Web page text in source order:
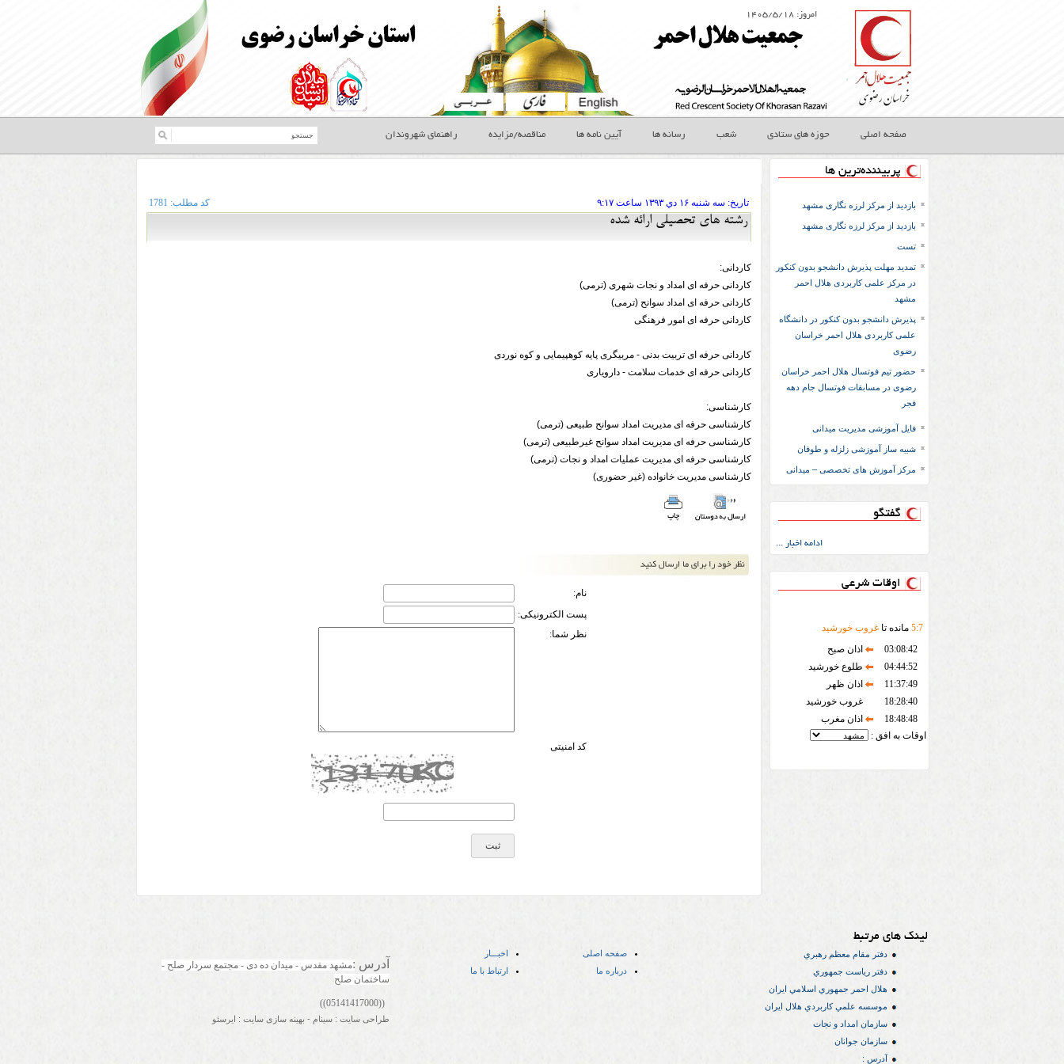
امروز: ۱۴۰۵/۵/۱۸
صفحه اصلی حوزه های ستادی شعب رسانه ها آیین نامه ها مناقصه/مزایده راهنمای شهروندان
پربیننده‌ترین ها
بازدید از مرکز لرزه نگاری مشهد
بازدید از مرکز لرزه نگاری مشهد
تست
تمدید مهلت پذیرش دانشجو بدون کنکور
در مرکز علمی کاربردی هلال احمر
مشهد
پذیرش دانشجو بدون کنکور در دانشگاه
علمی کاربردی هلال احمر خراسان
رضوی
حضور تیم فوتسال هلال احمر خراسان
رضوی در مسابقات فوتسال جام دهه
فجر
فایل آموزشی مدیریت میدانی
شبیه ساز آموزشی زلزله و طوفان
مرکز آموزش های تخصصی – میدانی
گفتگو
ادامه اخبار ...
اوقات شرعی
5:7 مانده تاغروب خورشید
03:08:42
اذان صبح
04:44:52
طلوع خورشید
11:37:49
اذان ظهر
18:28:40
غروب خورشید
18:48:48
اذان مغرب
اوقات به افق :
تاريخ: ۱۳۹۳ سه شنبه ۱۶ دي ساعت ۹:۱۷ کد مطلب: 1781
رشته های تحصیلی ارائه شده
کاردانی:
کاردانی حرفه ای امداد و نجات شهری (ترمی)
کاردانی حرفه ای امداد سوانح (ترمی)
کاردانی حرفه ای امور فرهنگی
کاردانی حرفه ای تربیت بدنی - مربیگری پایه کوهپیمایی و کوه نوردی
کاردانی حرفه ای خدمات سلامت - دارویاری
کارشناسی:
کارشناسی حرفه ای مدیریت امداد سوانح طبیعی (ترمی)
کارشناسی حرفه ای مدیریت امداد سوانح غیرطبیعی (ترمی)
کارشناسی حرفه ای مدیریت عملیات امداد و نجات (ترمی)
کارشناسی مدیریت خانواده (غیر حضوری)
نام:
پست الکترونیکی:
نظر شما:
کد امنیتی
لینک های مرتبط
دفتر مقام معظم رهبري
دفتر رياست جمهوري
هلال احمر جمهوري اسلامي ايران
موسسه علمي كاربردي هلال ایران
سازمان امداد و نجات
سازمان جوانان
آدرس :
صفحه اصلی
اخبـــار
درباره ما
ارتباط با ما آدرس :
ساختمان صلح
((05141417000))
طراحی سایت : سینام - بهینه سازی سایت : ایرسئو